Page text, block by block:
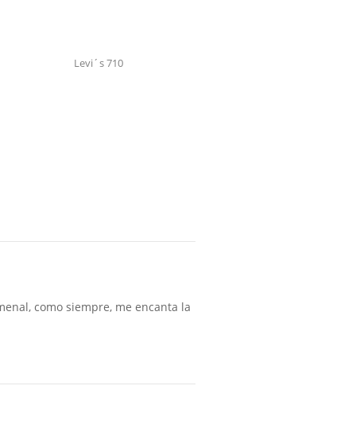
Levi´s 710
como siempre, me encanta la